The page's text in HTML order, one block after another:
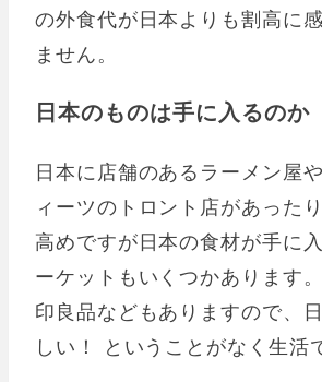
の外食代が日本よりも割高に
ません。
日本のものは手に入るのか
日本に店舗のあるラーメン屋
ィーツのトロント店があった
高めですが日本の食材が手に
ーケットもいくつかあります
印良品などもありますので、
しい！ ということがなく生活